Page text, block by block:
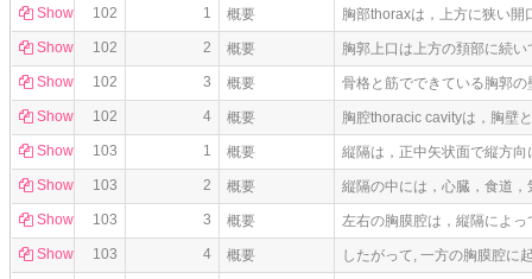
Show 102 1 概要
胸部thoraxは，上方に狭い
Show
102 2 概要
胸郭上口は上方の頚部に続
Show
102 3 概要
骨格と筋でできている胸郭
Show
102 4 概要
胸腔thoracic cavityは，胸壁
Show
103 1 概要
縦隔は，正中矢状面で縦方
Show
103 2 概要
縦隔の中には，心臓，食道
Show
103 3 概要
左右の胸膜腔は，縦隔によ
Show
103 4 概要
したがって, 一方の胸膜腔に